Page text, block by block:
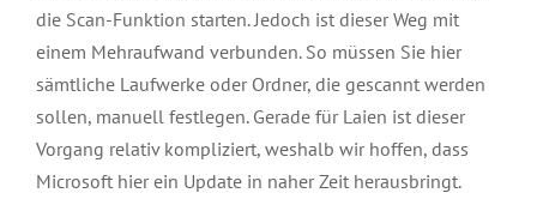
die Scan-Funktion starten. Jedoch ist dieser Weg mit
einem Mehraufwand verbunden. So müssen Sie hier
sämtliche Laufwerke oder Ordner, die gescannt werden
sollen, manuell festlegen. Gerade für Laien ist dieser
Vorgang relativ kompliziert, weshalb wir hoffen, dass
Microsoft hier ein Update in naher Zeit herausbringt.